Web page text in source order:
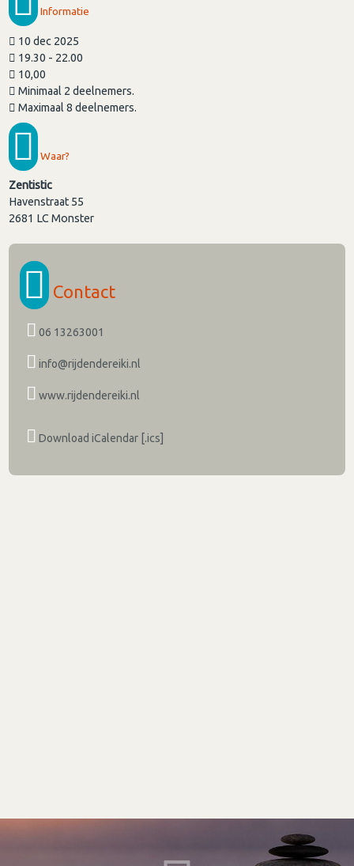
Informatie
10 dec 2025
19.30 - 22.00
10,00
Minimaal 2 deelnemers.
Maximaal 8 deelnemers.
Waar?
Zentistic
Havenstraat 55
2681 LC Monster
Contact
06 13263001
info@rijdendereiki.nl
www.rijdendereiki.nl
Download iCalendar [.ics]